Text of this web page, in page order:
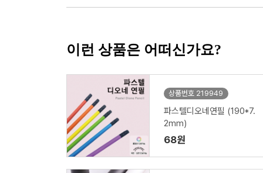
이런 상품은 어떠신가요?
상품번호 219949
파스텔디오네연필 (190*7.
2mm)
68원